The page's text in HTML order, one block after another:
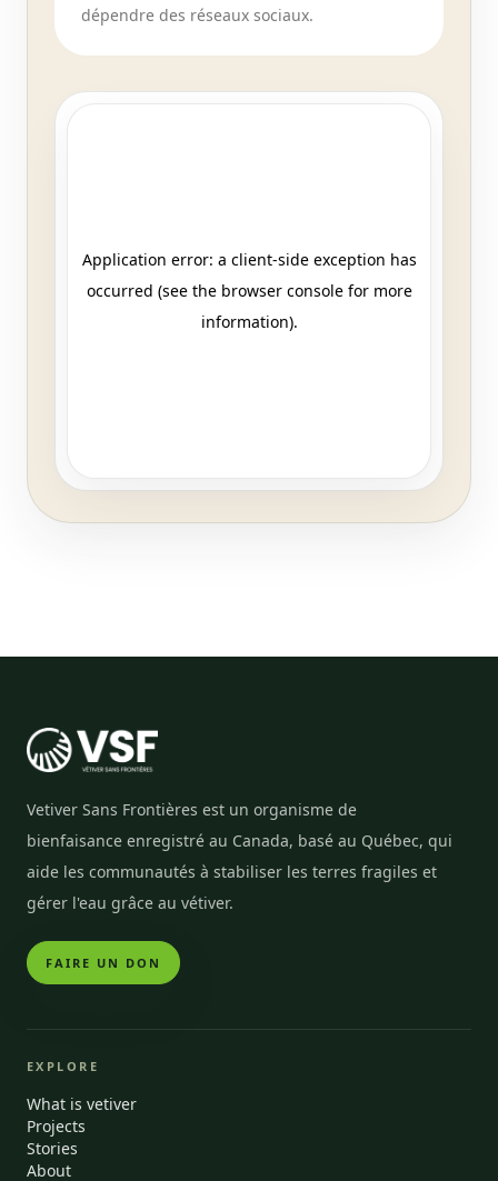
dépendre des réseaux sociaux.
Vetiver Sans Frontières est un organisme de
bienfaisance enregistré au Canada, basé au Québec, qui
aide les communautés à stabiliser les terres fragiles et
gérer l'eau grâce au vétiver.
FAIRE UN DON
EXPLORE
What is vetiver
Projects
Stories
About